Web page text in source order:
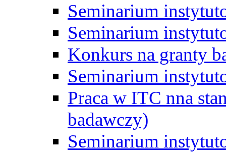
Seminarium
Seminarium
Konkurs na granty
Seminarium
Praca w ITC nna
badawczy)
Seminarium